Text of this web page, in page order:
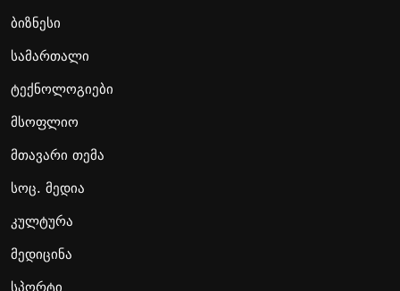
ბიზნესი
სამართალი
ტექნოლოგიები
მსოფლიო
მთავარი თემა
სოც. მედია
კულტურა
მედიცინა
სპორტი